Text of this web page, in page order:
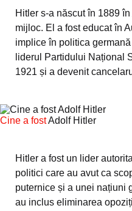
Hitler s-a născut în 1889
mijloc. El a fost educat în
implice în politica
liderul Partidului Național
1921 și a devenit
Cine a fostAdolf Hitler
Hitler a fost un lider
politici care au avut ca
puternice și a unei națiuni
au inclus eliminarea